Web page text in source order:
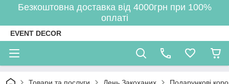
Безкоштовна доставка від 4000грн при 100%
оплаті
EVENT DECOR